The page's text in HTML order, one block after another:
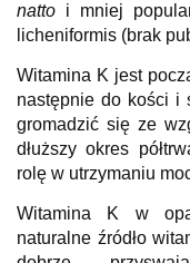
natto i mniej
licheniformis (brak
Witamina K jest
następnie do kości i
gromadzić się ze
dłuższy okres
rolę w utrzymaniu
Witamina K w
naturalne źródło